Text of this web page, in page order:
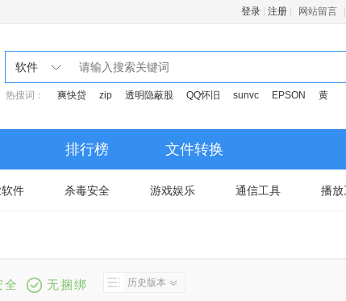
登录 注册 网站留言
软件
热搜词： 爽快贷 zip 透明隐蔽股 QQ怀旧 sunvc EPSON 黄
排行榜 文件转换
件 杀毒安全 游戏娱乐 通信工具 播放
全 无捆绑 历史版本